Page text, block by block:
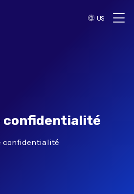
US
confidentialité
confidentialité